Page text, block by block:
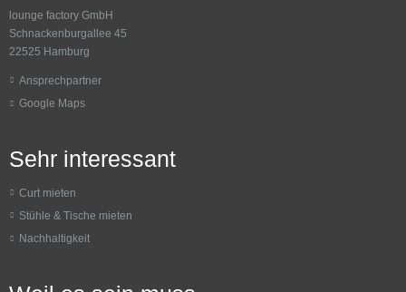
lounge factory GmbH
Schnackenburgallee 45
22525 Hamburg
Ansprechpartner
Google Maps
Sehr interessant
Curt mieten
Stühle & Tische mieten
Nachhaltigkeit